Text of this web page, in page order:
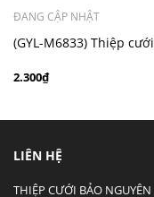
ĐANG CẬP NHẬT
(GYL-M6833) Thiệp
2.300₫
LIÊN HỆ
THIỆP CƯỚI BẢO NGUYÊN